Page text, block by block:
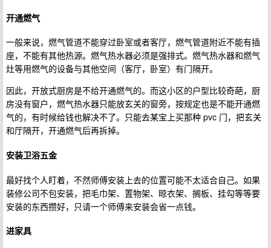
开通燃气
一般来说，燃气管道不能穿过卧室或者客厅，燃气管道附近不能有插
座，不能有其他热源。燃气热水器必须是强排式。燃气热水器和燃气
灶等用燃气的设备与其他空间（客厅，卧室）有门隔开。
因此，开放式厨房是不给开通燃气的。而这小区的户型比较奇葩，厨
房没有窗户，燃气热水器只能放玄关的窗旁，按规定也是不能开通燃
气的，有时候给钱也解决不了。只能去某宝上买那种 pvc 门，把玄关
和厅隔开，开通燃气后再拆掉。
安装卫浴五金
最好找个人盯着，不然师傅安装上去的位置可能不太适合自己。如果
装修公司不包安装，把毛巾架、置物架、晾衣架、搁板、挂勾等等要
安装的东西攒好，只请一个师傅来安装会省一点钱。
进家具